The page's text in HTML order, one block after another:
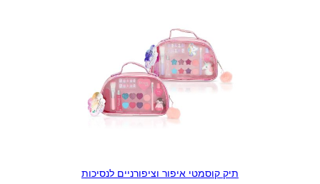
תיק קוסמטי איפור וציפורניים לנסיכות